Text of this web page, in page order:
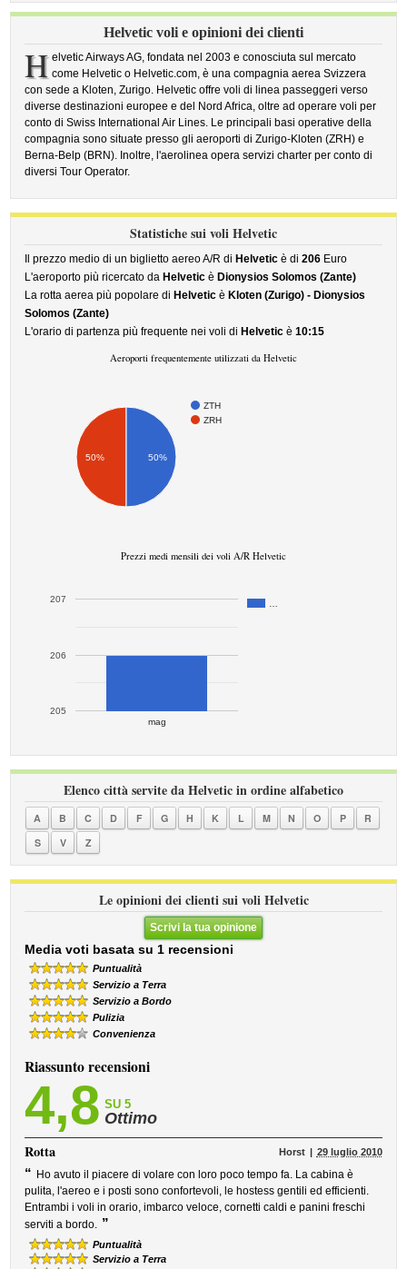
Helvetic voli e opinioni dei clienti
H elvetic Airways AG, fondata nel 2003 e conosciuta sul mercato
come Helvetic o Helvetic.com, è una compagnia aerea Svizzera
con sede a Kloten, Zurigo. Helvetic offre voli di linea passeggeri verso
diverse destinazioni europee e del Nord Africa, oltre ad operare voli per
conto di Swiss International Air Lines. Le principali basi operative della
compagnia sono situate presso gli aeroporti di Zurigo-Kloten (ZRH) e
Berna-Belp (BRN). Inoltre, l'aerolinea opera servizi charter per conto di
diversi Tour Operator.
Statistiche sui voli Helvetic
Il prezzo medio di un biglietto aereo A/R di Helvetic è di206 Euro
L'aeroporto più ricercato da Helvetic è Dionysios Solomos (Zante)
La rotta aerea più popolare di Helvetic è Kloten (Zurigo) - Dionysios
Solomos (Zante)
L'orario di partenza più frequente nei voli di Helvetic è10:15
Aeroporti frequentemente utilizzati da Helvetic
ZTH
ZRH
50% 50%
Prezzi medi mensili dei voli A/R Helvetic
mag
205
206
207
Elenco città servite da Helvetic in ordine alfabetico
A B C D F G H K L M N O P
R
S
V Z
Le opinioni dei clienti sui voli Helvetic
Scrivi la tua opinione
Media voti basata su 1 recensioni
Puntualità
Servizio a Terra
Servizio a Bordo
Pulizia
Convenienza
Riassunto recensioni
4,8 SU 5
Ottimo
Rotta Horst 29 luglio 2010
“ Ho avuto il piacere di volare con loro poco tempo fa. La cabina è
pulita, l'aereo e i posti sono confortevoli, le hostess gentili ed efficienti.
Entrambi i voli in orario, imbarco veloce, cornetti caldi e panini freschi
serviti a bordo. ”
Puntualità
Servizio a Terra